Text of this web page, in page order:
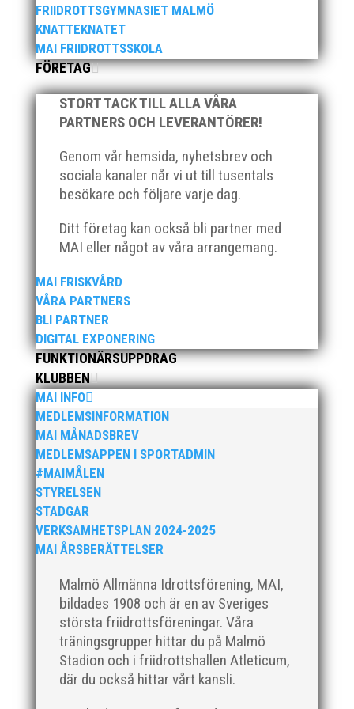
FRIIDROTTSGYMNASIET MALMÖ
KNATTEKNATET
MAI FRIIDROTTSSKOLA
FÖRETAG
STORT TACK TILL ALLA VÅRA
PARTNERS OCH LEVERANTÖRER!
Genom vår hemsida, nyhetsbrev och
sociala kanaler når vi ut till tusentals
besökare och följare varje dag.
Ditt företag kan också bli partner med
MAI eller något av våra arrangemang.
MAI FRISKVÅRD
VÅRA PARTNERS
BLI PARTNER
DIGITAL EXPONERING
FUNKTIONÄRSUPPDRAG
KLUBBEN
MAI INFO
MEDLEMSINFORMATION
MAI MÅNADSBREV
MEDLEMSAPPEN I SPORTADMIN
#MAIMÅLEN
STYRELSEN
STADGAR
VERKSAMHETSPLAN 2024-2025
MAI ÅRSBERÄTTELSER
Malmö Allmänna Idrottsförening, MAI,
bildades 1908 och är en av Sveriges
största friidrottsföreningar. Våra
träningsgrupper hittar du på Malmö
Stadion och i friidrottshallen Atleticum,
där du också hittar vårt kansli.
Efter att årsmötet avslutats följde en kväll med
stipendieutdelning, mat och underhållning. Bilder
från denna del hittar ni i länken nedan. Stort tack till
Bengt Bendéus som möjliggjorde och generöst
finansierade denna del av kvällen. Fler bilder från
2025 innebar något av ett internationellt genombrott
för MAI:s kulstötare Wictor Petersson. Året gav
svenskt rekord, EM-silver inomhus, dessutom sexa på
VM inomhus och elva på VM ute i somras. Och en
stark tro på framtiden efter några motiga år när inte
så mycket hänt...
När Friidrottssverige samlades för fest gick en av
utmärkelserna till MAI och Kalvinknatet – Lasses
skötebarn i alla år. MAI-delegationen fick ta emot
priset ”Årets pulshöjare”, och bland annat fanns
ordförande Fredrik Wennolf på plats för att ta emot
hyllningarna. –...